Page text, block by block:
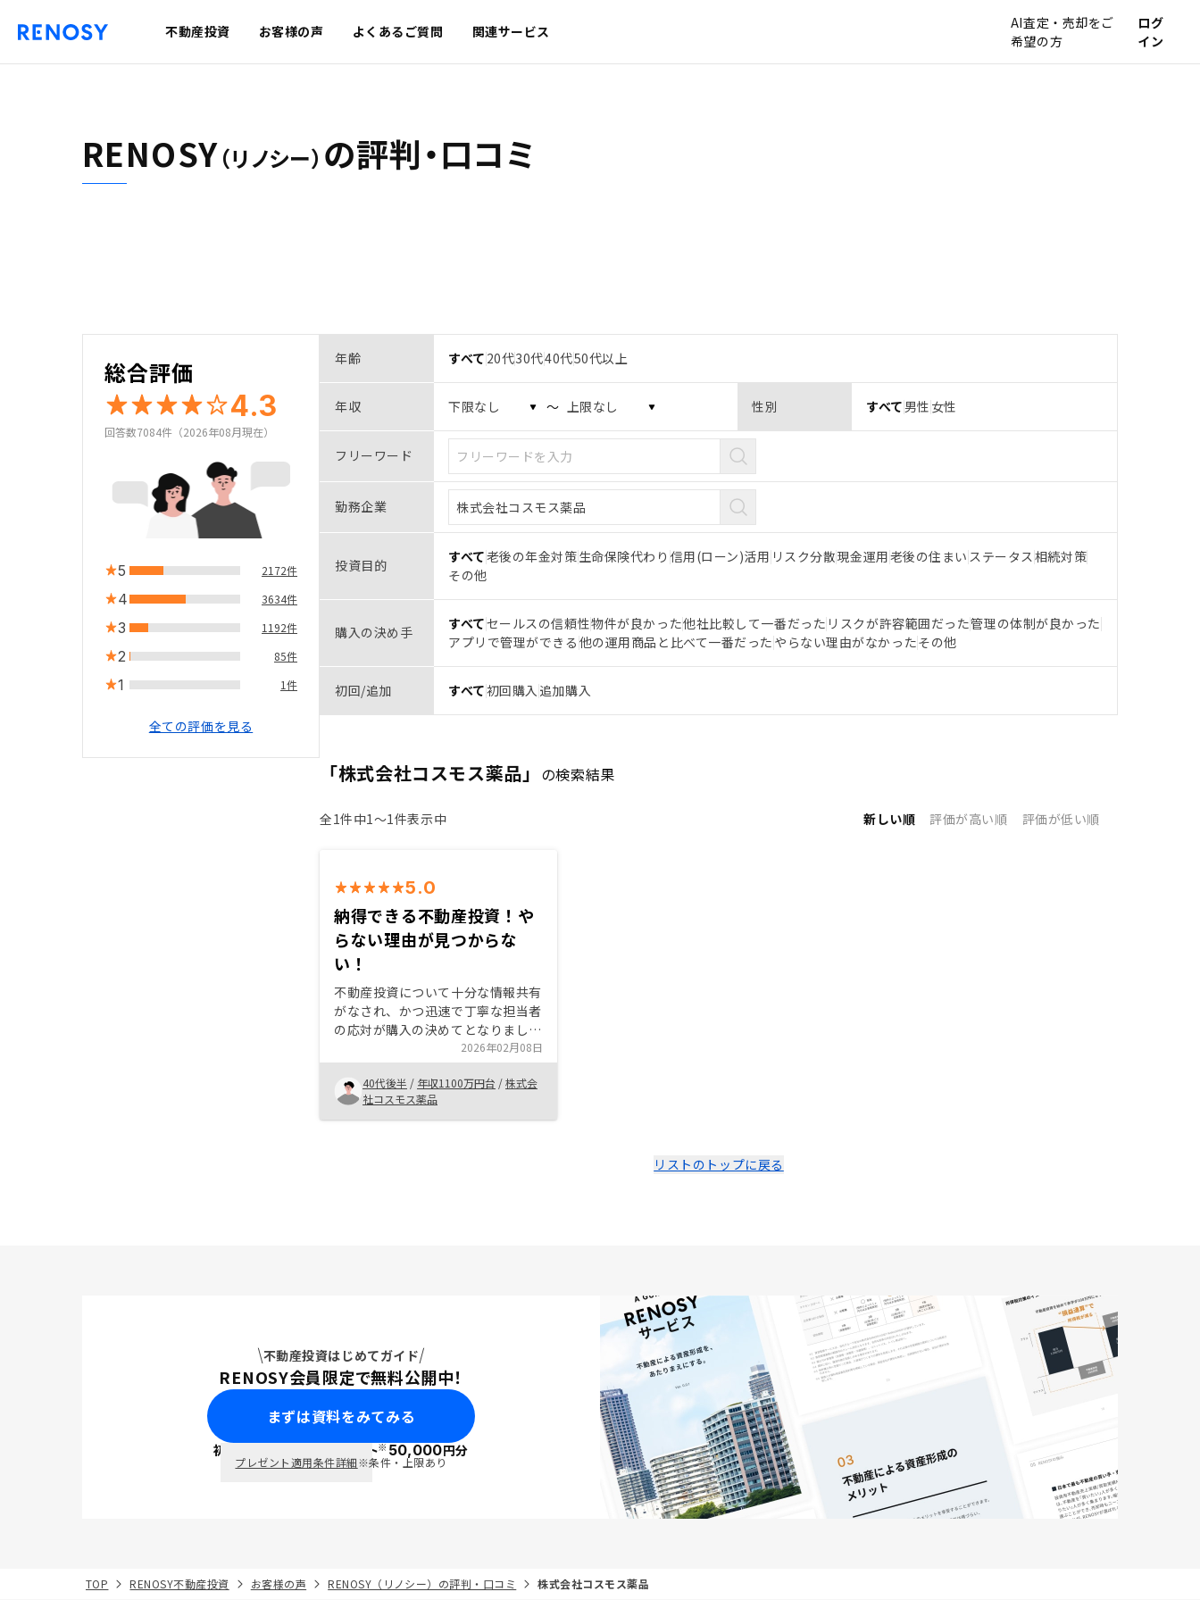
不動産投資 お客様の声 よくあるご質問 関連サービス
AI査定・売却をご
希望の方
ログ
イン
RENOSY（リノシー） の評判・口コミ
総合評価
4.3
回答数7084件（2026年08月現在）
5 2172件
4 3634件
3 1192件
2 85件
1 1件
全ての評価を見る
年齢 すべて 20代30代40代50代以上
年収 〜 性別 すべて 男性 女性
フリーワード
勤務企業
投資目的 すべて老後の年金対策生命保険代わり 信用(ローン)活用 リスク分散現金運用老後の住まい ステータス相続対策
その他
購入の決め手 すべてセールスの信頼性物件が良かった他社比較して一番だった リスクが許容範囲だった管理の体制が良かった
アプリで管理ができる 他の運用商品と比べて一番だった やらない理由がなかったその他
初回/追加 すべて初回購入 追加購入
「株式会社コスモス薬品」 の検索結果
全1件中1〜1件表示中 新しい順 評価が高い順 評価が低い順
5.0
納得できる不動産投資！や
らない理由が見つからな
い！
不動産投資について十分な情報共有
がなされ、かつ迅速で丁寧な担当者
の応対が購入の決めてとなりまし
た。また、御社のビジネスモデルも
共感できました。よって、これから
は周囲の友人、同僚に紹介していき
ます。強引なセールスもなく、納得
して購入することができました。
2026年02月08日
40代後半 / 年収1100万円台 /株式会
社コスモス薬品
リストのトップに戻る
不動産投資はじめてガイド
RENOSY会員限定で無料公開中！
まずは資料をみてみる
初回面談で ポイント※50,000円分
プレゼント適用条件詳細※条件・上限あり
TOP RENOSY不動産投資 お客様の声 RENOSY（リノシー）の評判・口コミ 株式会社コスモス薬品